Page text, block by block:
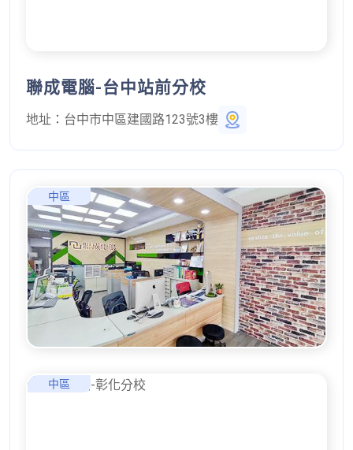
聯成電腦-台中站前分校
地址： 台中市中區建國路123號3樓
中區
中區